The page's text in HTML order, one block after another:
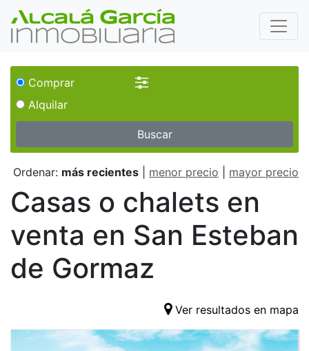
Comprar
Alquilar
Buscar
Ordenar: más recientes menor precio mayor precio
Casas o chalets en
venta en San Esteban
de Gormaz
Ver resultados en mapa